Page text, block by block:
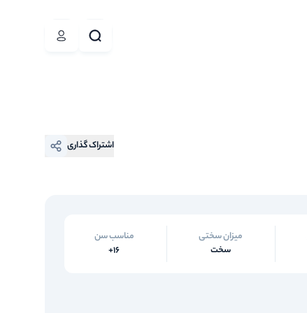
اشتراک گذاری
میزان سختی
سخت
مناسب سن
16+